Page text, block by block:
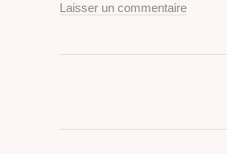
Laisser un commentaire